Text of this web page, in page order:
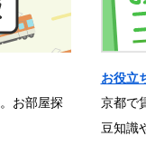
お部屋探
お役立
京都で
豆知識